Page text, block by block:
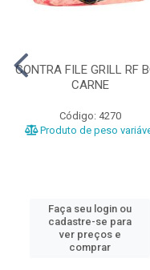
CONTRA FILE GRILL RF
CARNE
Código: 4270
Produto de peso
Faça seu login ou
cadastre-se para
ver preços e
comprar